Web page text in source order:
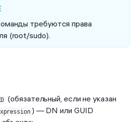
требуются права
(root/sudo).
(обязательный, если не указан
) — DN или GUID